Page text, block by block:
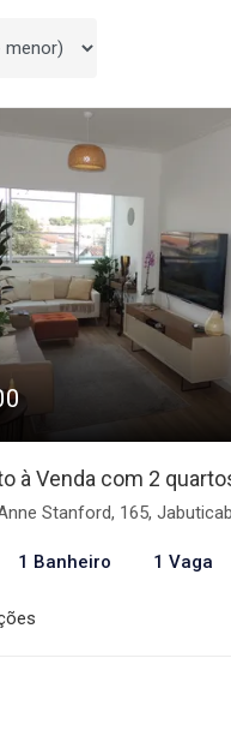
à Venda com 2
165, Jabuticabeiras, Taubaté/SP - Vila das
1 Banheiro 1 Vaga